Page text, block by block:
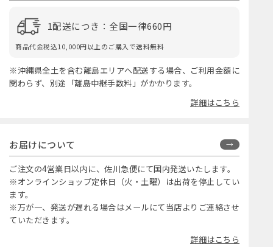
1配送につき：全国一律660円
商品代金税込10,000円以上のご購入で送料無料
※沖縄県全土を含む離島エリアへ配送する場合、ご利用金額に
関わらず、別途「離島中継手数料」がかかります。
詳細はこちら
お届けについて
ご注文の4営業日以内に、佐川急便にて国内発送いたします。
※オンラインショップ定休日（火・土曜）は出荷を停止してい
ます。
※万が一、発送が遅れる場合はメールにて当店よりご連絡させ
ていただきます。
詳細はこちら